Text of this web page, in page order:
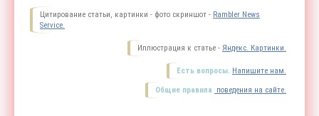
Цитирование статьи, картинки - фото скриншот - Rambler News
Service.
Иллюстрация к статье - Яндекс. Картинки.
Есть вопросы. Напишите нам.
Общие правила поведения на сайте.